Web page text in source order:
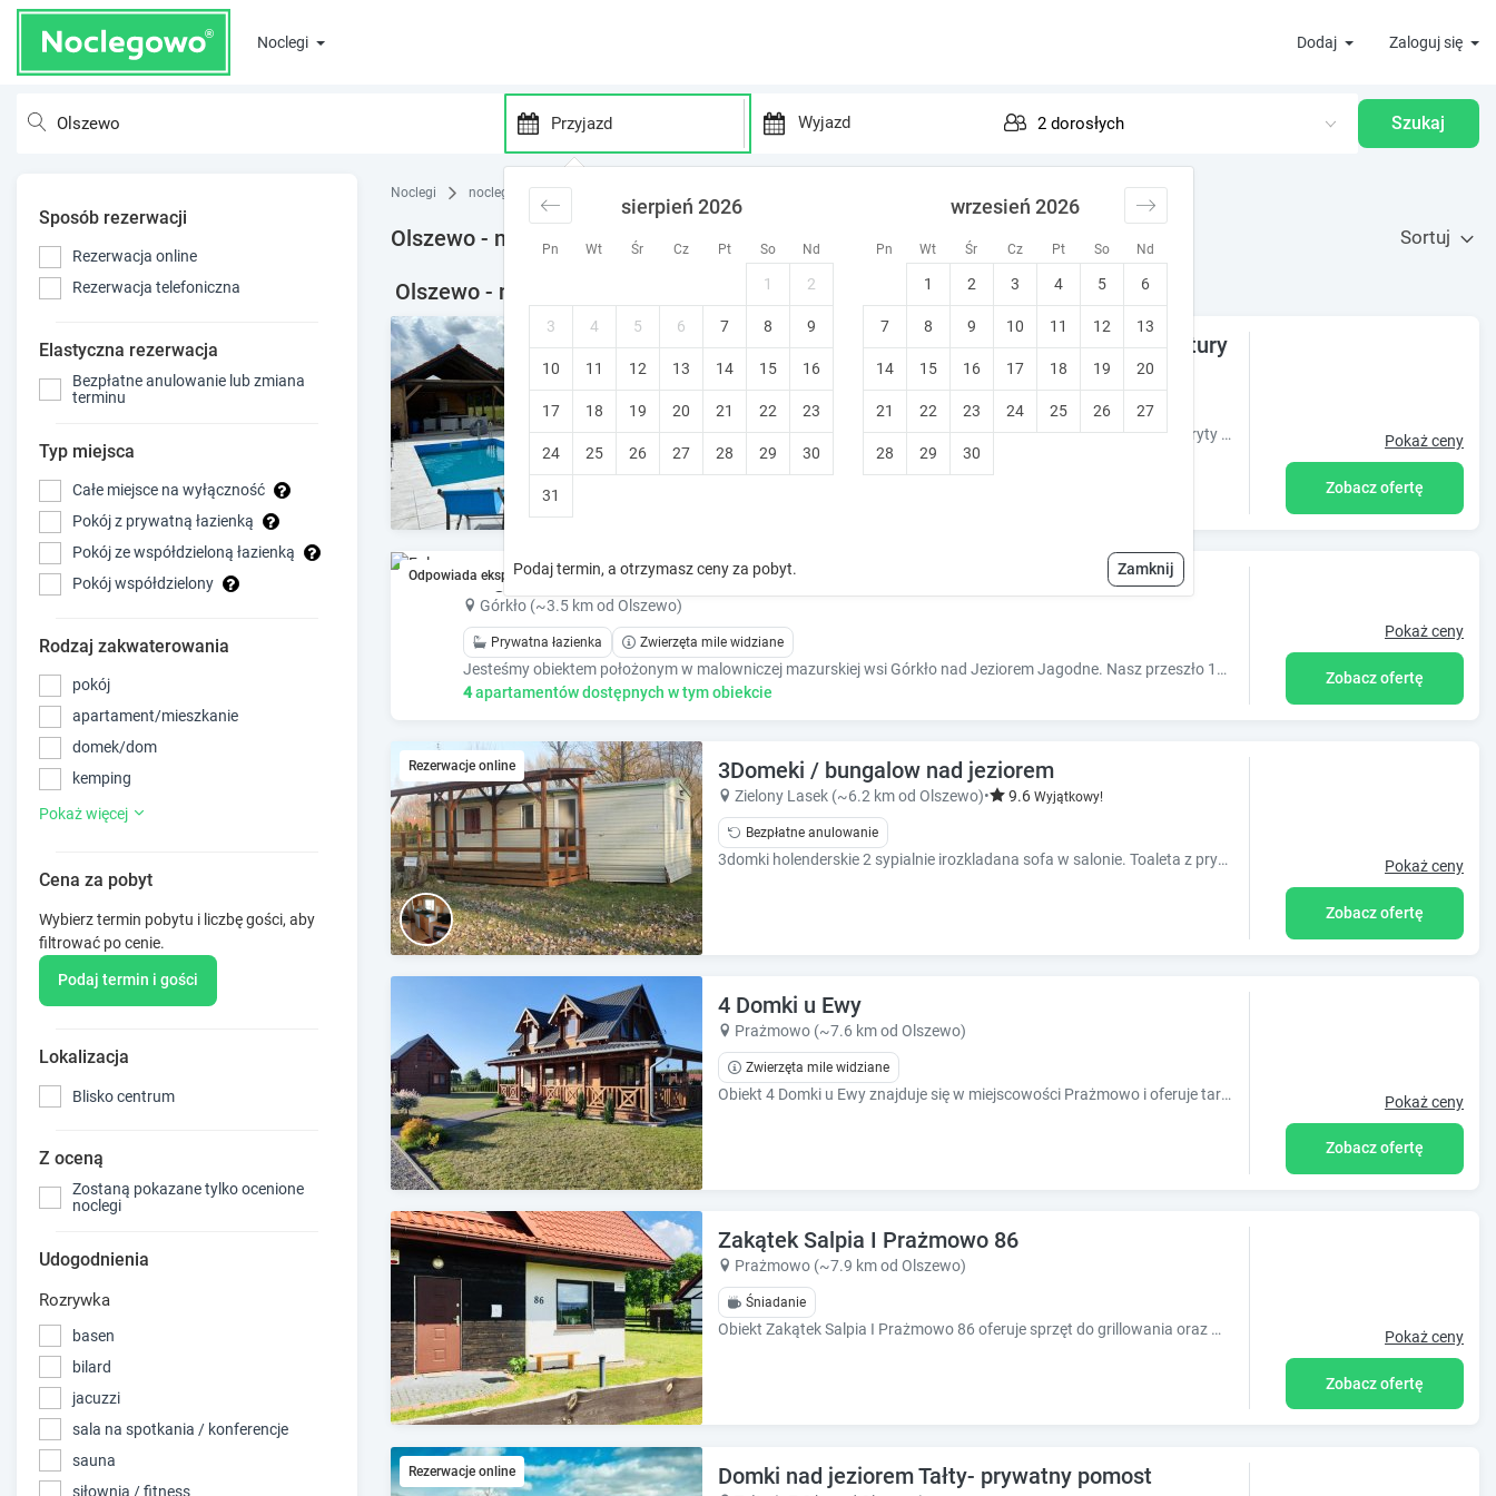
Noclegi Dodaj Zaloguj się
P
e
s
s
d
o
w
n
r
e
y
t
o
i
n
e
r
a
c
t
w
i
t
h
t
h
c
a
l
e
n
d
a
r
a
n
d
s
e
e
c
t
a
d
a
t
d
w
a
e
y
t
o
i
r
a
t
w
e
l
e
n
e
l
Pn Wt Śr Cz Pt So Nd Pn Wt Śr Cz Pt So Nd
sierpień 2026
1 2
3 4 5 6 7 8 9
10 11 12 13 14 15 16
17 18 19 20 21 22 23
24 25 26 27 28 29 30
31
wrzesień 2026
1 2 3 4 5 6
7 8 9 10 11 12 13
14 15 16 17 18 19 20
21 22 23 24 25 26 27
28 29 30
Podaj termin, a otrzymasz ceny za pobyt. Zamknij
Szukaj
Sposób rezerwacji
Rezerwacja online
Rezerwacja telefoniczna
Elastyczna rezerwacja
Bezpłatne anulowanie lub zmiana
terminu
Typ miejsca
Całe miejsce na wyłączność
Pokój z prywatną łazienką
Pokój ze współdzieloną łazienką
Pokój współdzielony
Rodzaj zakwaterowania
pokój
apartament/mieszkanie
domek/dom
kemping
Pokaż więcej
Cena za pobyt
Wybierz termin pobytu i liczbę gości, aby
filtrować po cenie.
Podaj termin i gości
Lokalizacja
Blisko centrum
Z oceną
Zostaną pokazane tylko ocenione
noclegi
Udogodnienia
Rozrywka
basen
bilard
jacuzzi
sala na spotkania / konferencje
sauna
siłownia / fitness
Noclegi noclegi nad jeziorem
Olszewo - noclegi Sortuj
Olszewo - noclegi w okolicy
Apartamenty, domki w cichym miejscu blisko natury
Mikołajki (~10.1 km od Olszewo)
Prywatna łazienka Zwierzęta mile widziane
Obiekt Koniec Świata - Nowa Stodoła Mikolajki oferuje sezonowy odkryty basen oraz widok na ogród. Usytuowany jest on w miejscowości Stare Sady. Pokaż ceny
Zobacz ofertę
Odpowiada ekspresowo
Folga
Górkło (~3.5 km od Olszewo)
Prywatna łazienka Zwierzęta mile widziane
Jesteśmy obiektem położonym w malowniczej mazurskiej wsi Górkło nad Jeziorem Jagodne. Nasz przeszło 100-letni dom otwiera dla Was swoje drzwi.
4apartamentów dostępnych w tym obiekcie
Pokaż ceny
Zobacz ofertę
Rezerwacje online 3Domeki / bungalow nad jeziorem
Zielony Lasek (~6.2 km od Olszewo)• 9.6 Wyjątkowy!
Bezpłatne anulowanie
3domki holenderskie 2 sypialnie irozkladana sofa w salonie. Toaleta z prysznicem i umywalka. Kuchnia gazowa z piekarnikiem i grilem drewniany taras Pokaż ceny
Zobacz ofertę
4 Domki u Ewy
Prażmowo (~7.6 km od Olszewo)
Zwierzęta mile widziane
Obiekt 4 Domki u Ewy znajduje się w miejscowości Prażmowo i oferuje taras oraz sprzęt do grillowania. Odległość ważnych miejsc od obiektu: Wio Pokaż ceny
Zobacz ofertę
Zakątek Salpia I Prażmowo 86
Prażmowo (~7.9 km od Olszewo)
Śniadanie
Obiekt Zakątek Salpia I Prażmowo 86 oferuje sprzęt do grillowania oraz widok na ogród. Usytuowany jest on w miejscowości Prażmowo. Odległość Pokaż ceny
Zobacz ofertę
Rezerwacje online Domki nad jeziorem Tałty- prywatny pomost